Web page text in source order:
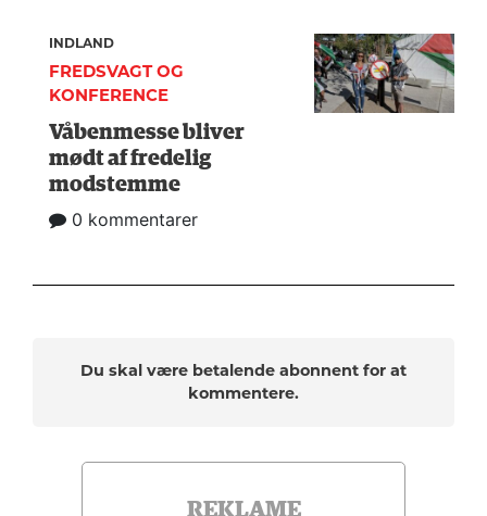
INDLAND
FREDSVAGT OG
KONFERENCE
Våbenmesse bliver
mødt af fredelig
modstemme
0 kommentarer
Du skal være betalende abonnent for at
kommentere.
REKLAME